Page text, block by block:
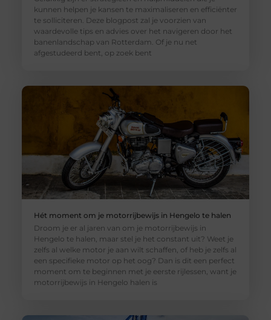
kunnen helpen je kansen te maximaliseren en efficiënter
te solliciteren. Deze blogpost zal je voorzien van
waardevolle tips en advies over het navigeren door het
banenlandschap van Rotterdam. Of je nu net
afgestudeerd bent, op zoek bent
Hét moment om je motorrijbewijs in Hengelo te halen
Droom je er al jaren van om je motorrijbewijs in
Hengelo te halen, maar stel je het constant uit? Weet je
zelfs al welke motor je aan wilt schaffen, of heb je zelfs al
een specifieke motor op het oog? Dan is dit een perfect
moment om te beginnen met je eerste rijlessen, want je
motorrijbewijs in Hengelo halen is